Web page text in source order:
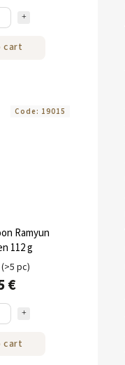
cart
Ramyun
112 g
(>5 pc)
€
cart
Code: 19015